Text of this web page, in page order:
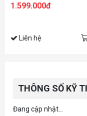
1.599.000đ
Liên hệ
THÔNG SỐ KỸ
Đang cập nhật...